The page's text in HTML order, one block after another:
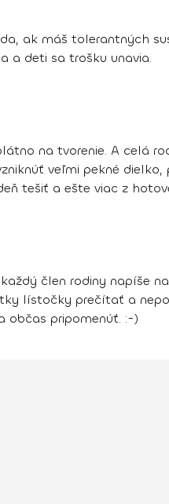
ak máš tolerantných
a deti sa trošku unavia.
na tvorenie. A celá
veľmi pekné dielko,
tešiť a ešte viac z
člen rodiny napíše
lístočky prečítať a
občas pripomenúť. :-)